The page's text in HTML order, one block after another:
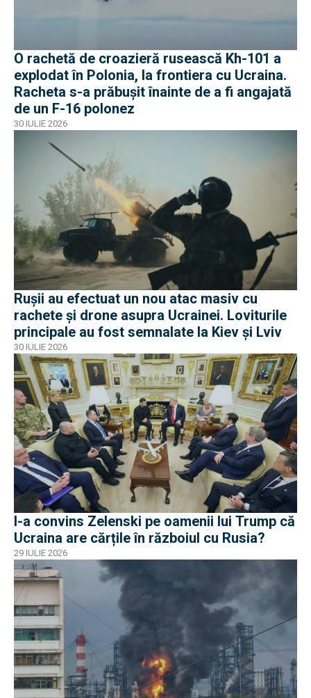
O rachetă de croazieră rusească Kh-101 a
explodat în Polonia, la frontiera cu Ucraina.
Racheta s-a prăbușit înainte de a fi angajată
de un F-16 polonez
30 IULIE 2026
Rușii au efectuat un nou atac masiv cu
rachete și drone asupra Ucrainei. Loviturile
principale au fost semnalate la Kiev și Lviv
30 IULIE 2026
I-a convins Zelenski pe oamenii lui Trump că
Ucraina are cărțile în războiul cu Rusia?
29 IULIE 2026